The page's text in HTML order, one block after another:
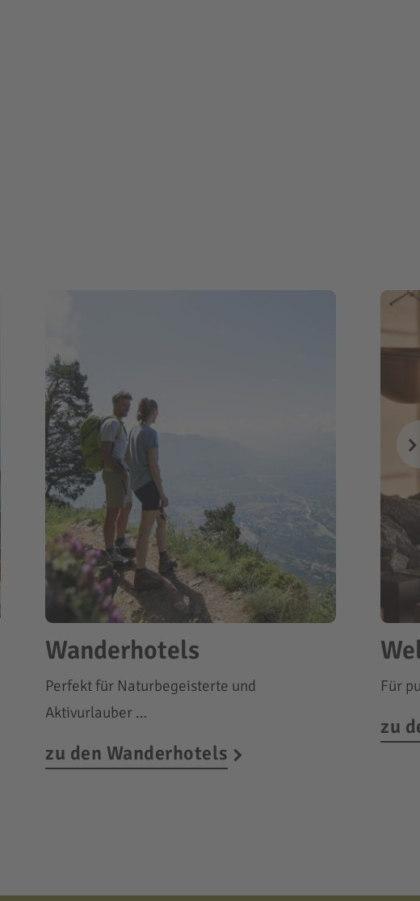
Wanderhotels
Perfekt für Naturbegeisterte und
Aktivurlauber …
zu den Wanderhotels
Für
zu